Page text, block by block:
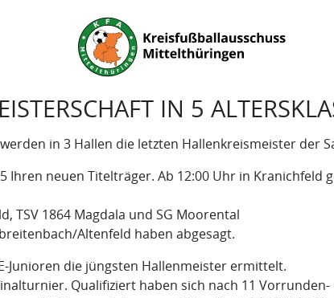
IN 5
in 3 Hallen die letzten Hallenkreismeister der
Ihren neuen Titelträger. Ab 12:00 Uhr in
TSV 1864 Magdala und SG Moorental
Altenfeld haben abgesagt.
Junioren die jüngsten Hallenmeister ermittelt.
Qualifiziert haben sich nach 11